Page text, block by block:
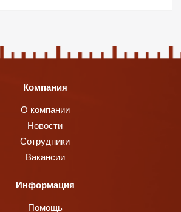
Компания
О компании
Новости
Сотрудники
Вакансии
Информация
Помощь